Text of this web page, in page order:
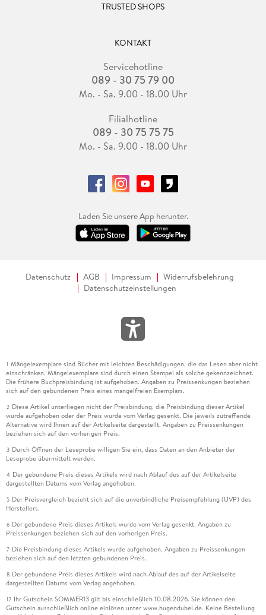
TRUSTED SHOPS
KONTAKT
Servicehotline
089 - 30 75 79 00
Mo. - Sa. 9.00 - 18.00 Uhr
Filialhotline
089 - 30 75 75 75
Mo. - Sa. 9.00 - 18.00 Uhr
Laden Sie unsere App herunter.
Datenschutz AGB Impressum
Widerrufsbelehrung
Datenschutzeinstellungen
1 Mängelexemplare sind Bücher mit leichten Beschädigungen, die das Lesen aber nicht
einschränken. Mängelexemplare sind durch einen Stempel als solche gekennzeichnet.
Die frühere Buchpreisbindung ist aufgehoben. Angaben zu Preissenkungen beziehen
sich auf den gebundenen Preis eines mangelfreien Exemplars.
2 Diese Artikel unterliegen nicht der Preisbindung, die Preisbindung dieser Artikel
wurde aufgehoben oder der Preis wurde vom Verlag gesenkt. Die jeweils zutreffende
Alternative wird Ihnen auf der Artikelseite dargestellt. Angaben zu Preissenkungen
beziehen sich auf den vorherigen Preis.
3 Durch Öffnen der Leseprobe willigen Sie ein, dass Daten an den Anbieter der
Leseprobe übermittelt werden.
4 Der gebundene Preis dieses Artikels wird nach Ablauf des auf der Artikelseite
dargestellten Datums vom Verlag angehoben.
5 Der Preisvergleich bezieht sich auf die unverbindliche Preisempfehlung (UVP) des
Herstellers.
6 Der gebundene Preis dieses Artikels wurde vom Verlag gesenkt. Angaben zu
Preissenkungen beziehen sich auf den vorherigen Preis.
7 Die Preisbindung dieses Artikels wurde aufgehoben. Angaben zu Preissenkungen
beziehen sich auf den letzten gebundenen Preis.
8 Der gebundene Preis dieses Artikels wird nach Ablauf des auf der Artikelseite
dargestellten Datums vom Verlag angehoben.
12 Ihr Gutschein SOMMER13 gilt bis einschließlich 10.08.2026. Sie können den
Gutschein ausschließlich online einlösen unter www.hugendubel.de. Keine Bestellung